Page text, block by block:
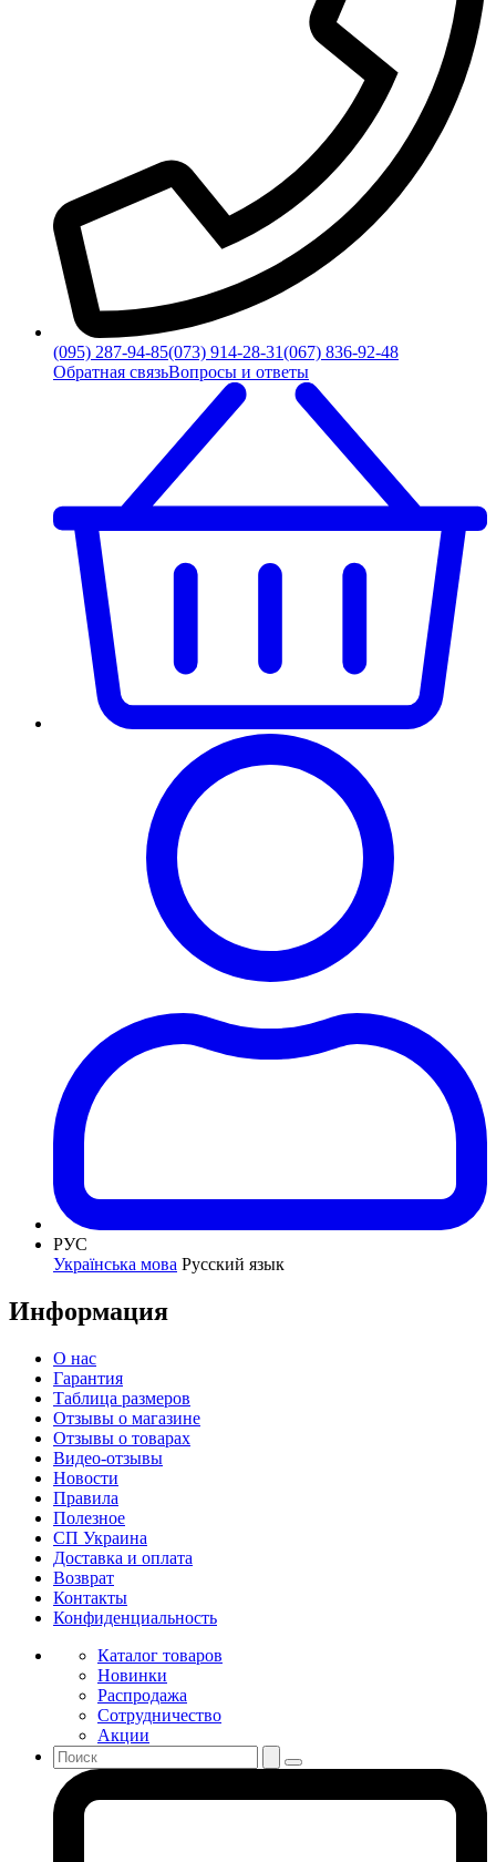
(095) 287-94-85(073) 914-28-31(067) 836-92-48
Обратная связьВопросы и ответы
РУС
Українська мова Русский язык
Информация
О нас
Гарантия
Таблица размеров
Отзывы о магазине
Отзывы о товарах
Видео-отзывы
Новости
Правила
Полезное
СП Украина
Доставка и оплата
Возврат
Контакты
Конфиденциальность
Каталог товаров
Новинки
Распродажа
Сотрудничество
Акции